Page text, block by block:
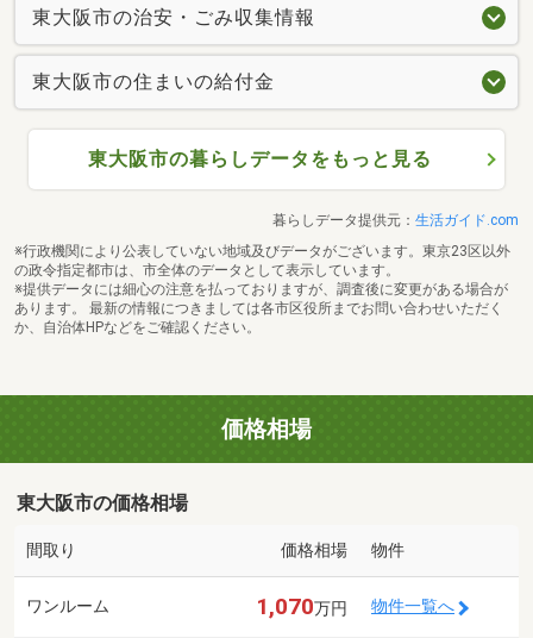
東大阪市の治安・ごみ収集情報
東大阪市の住まいの給付金
東大阪市の暮らしデータをもっと見る
暮らしデータ提供元： 生活ガイド.com
※行政機関により公表していない地域及びデータがございます。東京23区以外
の政令指定都市は、市全体のデータとして表示しています。
※提供データには細心の注意を払っておりますが、調査後に変更がある場合が
あります。 最新の情報につきましては各市区役所までお問い合わせいただく
か、自治体HPなどをご確認ください。
価格相場
東大阪市の価格相場
間取り 価格相場 物件
ワンルーム 1,070万円 物件一覧へ